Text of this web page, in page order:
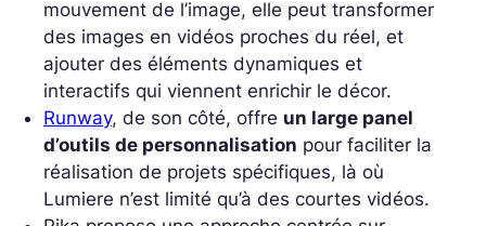
mouvement de l’image, elle peut transformer
des images en vidéos proches du réel, et
ajouter des éléments dynamiques et
interactifs qui viennent enrichir le décor.
Runway, de son côté, offre un large panel
d’outils de personnalisation pour faciliter la
réalisation de projets spécifiques, là où
Lumiere n’est limité qu’à des courtes vidéos.